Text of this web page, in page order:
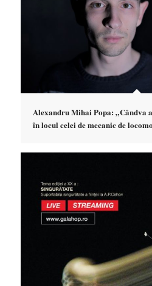
Alexandru Mihai Popa: „Cândva
în locul celei de mecanic de